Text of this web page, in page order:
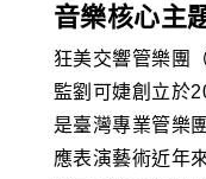
音樂核心主
狂美交響管樂團
監劉可婕創立於
是臺灣專業管樂
應表演藝術近年